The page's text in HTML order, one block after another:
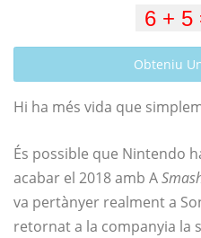
Obteniu
Hi ha més vida que
És possible que Nintendo
acabar el 2018 amb A
va pertànyer realment a
retornat a la companyia la